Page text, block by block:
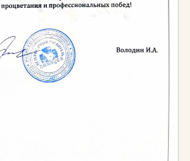
образовательный центр
по всей России:
образца, имеющие
и признаваемые всеми
Выдаются дипломы и